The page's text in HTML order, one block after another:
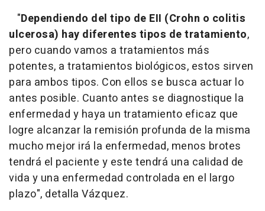
"Dependiendo del tipo de EII (Crohn o colitis
ulcerosa) hay diferentes tipos de tratamiento,
pero cuando vamos a tratamientos más
potentes, a tratamientos biológicos, estos sirven
para ambos tipos. Con ellos se busca actuar lo
antes posible. Cuanto antes se diagnostique la
enfermedad y haya un tratamiento eficaz que
logre alcanzar la remisión profunda de la misma
mucho mejor irá la enfermedad, menos brotes
tendrá el paciente y este tendrá una calidad de
vida y una enfermedad controlada en el largo
plazo", detalla Vázquez.